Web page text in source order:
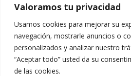
Valoramos tu privacidad
Usamos cookies para mejorar su
navegación, mostrarle anuncios o
personalizados y analizar nuestro
“Aceptar todo” usted da su
de las cookies.